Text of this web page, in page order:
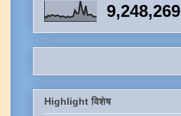
9,248,269
Highlight विशेष